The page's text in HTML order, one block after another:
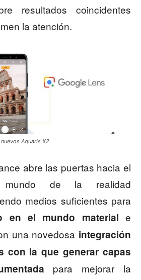
resultados coincidentes
la atención.
Aquaris X2
abre las puertas hacia el
mundo de la realidad
medios suficientes para
en el mundo material e
una novedosa integración
con la que generar capas
para mejorar la